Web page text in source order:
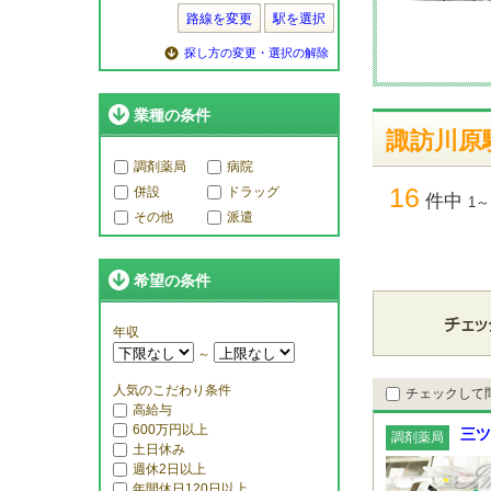
路線を変更 駅を選択
探し方の変更・選択の解除
業種の条件
調剤薬局
病院
併設
ドラッグ
その他
派遣
希望の条件
年収
～
人気のこだわり条件
高給与
600万円以上
土日休み
週休2日以上
諏訪川原
16 件中 1
チェックして
調剤薬局 三